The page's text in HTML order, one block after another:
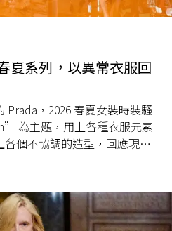
夏系列，以異常衣服回
Prada，2026 春夏女裝時裝騷
為主題，用上各種衣服元素
個不協調的造型，回應現今